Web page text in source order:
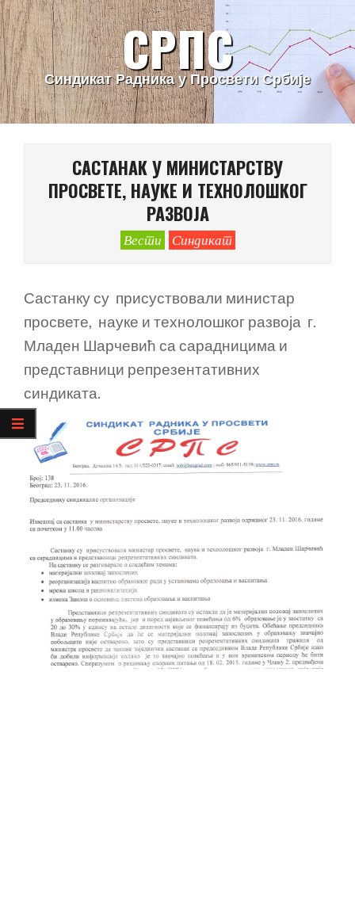
Skip
to
content
СРПС
Синдикат Радника у Просвети Србије
САСТАНАК У МИНИСТАРСТВУ
ПРОСВЕТЕ, НАУКЕ И ТЕХНОЛОШКОГ
РАЗВОЈА
Вести Синдикат
Састанку су присуствовали министар
просвете, науке и технолошког развоја г.
Младен Шарчевић са сарадницима и
представници репрезентативних
синдиката.